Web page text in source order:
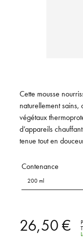
Cette mousse
naturellement
végétaux
d’appareils
tenue tout en
Contenance
200 ml
26,50 €